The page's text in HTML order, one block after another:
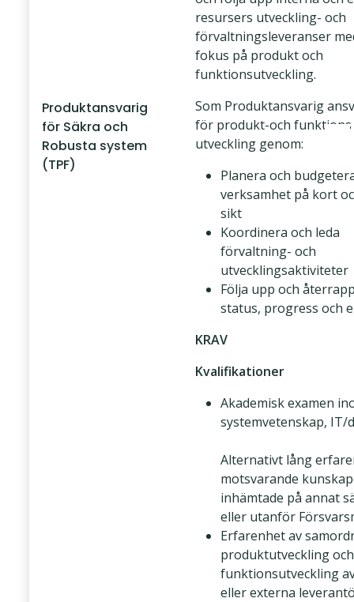
Produktansvarig
för Säkra och
Robusta system
(TPF)
resursers utveckling- och
förvaltningsleveranser
fokus på produkt och
funktionsutveckling.
Som Produktansvarig
för produkt-och funktions
utveckling genom:
Planera och
verksamhet på kort
sikt
Koordinera och leda
förvaltning- och
utvecklingsaktiviteter
Följa upp och
status, progress och
KRAV
Kvalifikationer
Akademisk examen
systemvetenskap, IT/
Alternativt lång
motsvarande
inhämtade på annat
eller utanför
Erfarenhet av
produktutveckling och
funktionsutveckling
eller externa